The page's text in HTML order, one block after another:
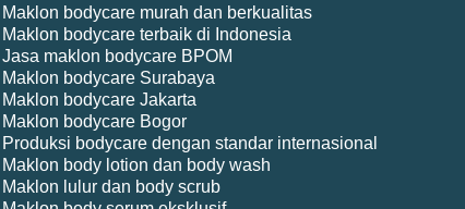
Maklon bodycare murah dan berkualitas
Maklon bodycare terbaik di Indonesia
Jasa maklon bodycare BPOM
Maklon bodycare Surabaya
Maklon bodycare Jakarta
Maklon bodycare Bogor
Produksi bodycare dengan standar internasional
Maklon body lotion dan body wash
Maklon lulur dan body scrub